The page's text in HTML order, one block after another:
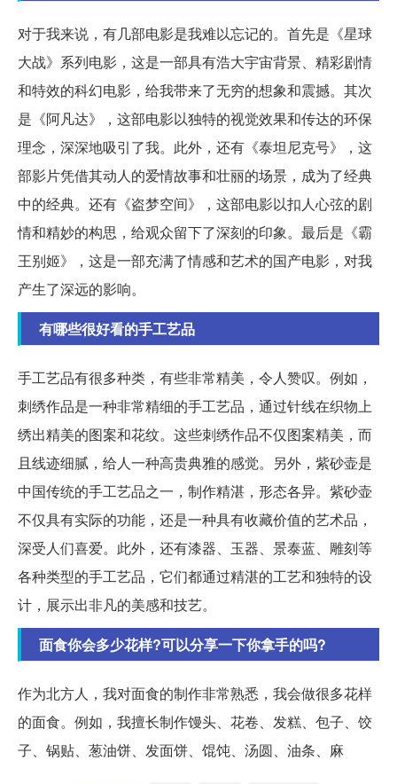
对于我来说，有几部电影是我难以忘记的。首先是《星球
大战》系列电影，这是一部具有浩大宇宙背景、精彩剧情
和特效的科幻电影，给我带来了无穷的想象和震撼。其次
是《阿凡达》，这部电影以独特的视觉效果和传达的环保
理念，深深地吸引了我。此外，还有《泰坦尼克号》，这
部影片凭借其动人的爱情故事和壮丽的场景，成为了经典
中的经典。还有《盗梦空间》，这部电影以扣人心弦的剧
情和精妙的构思，给观众留下了深刻的印象。最后是《霸
王别姬》，这是一部充满了情感和艺术的国产电影，对我
产生了深远的影响。
有哪些很好看的手工艺品
手工艺品有很多种类，有些非常精美，令人赞叹。例如，
刺绣作品是一种非常精细的手工艺品，通过针线在织物上
绣出精美的图案和花纹。这些刺绣作品不仅图案精美，而
且线迹细腻，给人一种高贵典雅的感觉。另外，紫砂壶是
中国传统的手工艺品之一，制作精湛，形态各异。紫砂壶
不仅具有实际的功能，还是一种具有收藏价值的艺术品，
深受人们喜爱。此外，还有漆器、玉器、景泰蓝、雕刻等
各种类型的手工艺品，它们都通过精湛的工艺和独特的设
计，展示出非凡的美感和技艺。
面食你会多少花样?可以分享一下你拿手的吗?
作为北方人，我对面食的制作非常熟悉，我会做很多花样
的面食。例如，我擅长制作馒头、花卷、发糕、包子、饺
子、锅贴、葱油饼、发面饼、馄饨、汤圆、油条、麻